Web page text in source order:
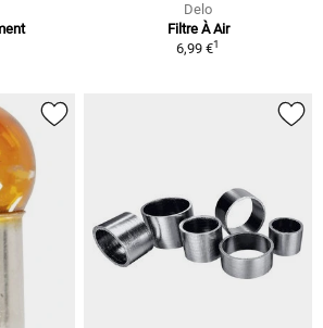
Delo
Filtre À Air
6,99 €1